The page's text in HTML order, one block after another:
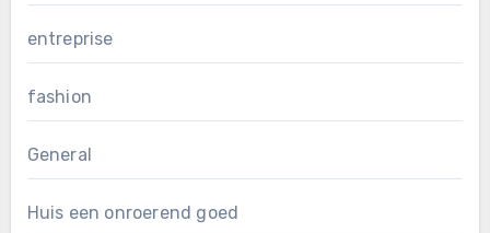
entreprise
fashion
General
Huis een onroerend goed